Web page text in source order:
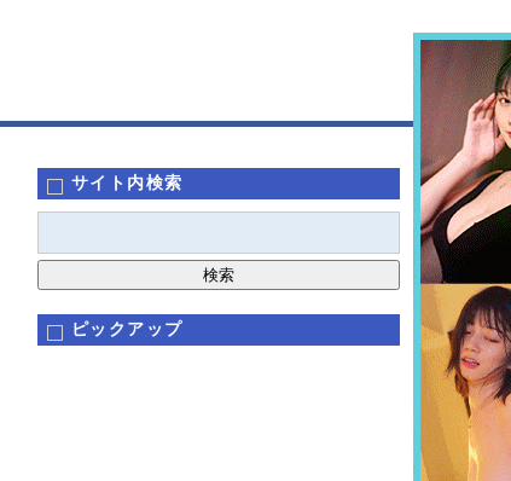
サイト内検索
ピックアップ